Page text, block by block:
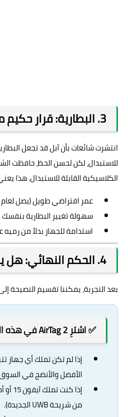
3. البطارية: قرار حكيم من آبل
انتشرت شائعات بأن آبل قد تجعل
للاستبدال، لكن لحسن الحظ، حافظت
الكلاسيكية القابلة للاستبدال. هذا
عمر افتراضي طويل (يصل
سهولة تغيير البطارية
استدامة للجهاز بدلاً من رميه
4. الحكم النهائي: هل يستحق الشراء؟
بعد التجربة، يمكننا تقسيم النصيحة
✅ اشترِ AirTag 2 في هذه الحالات:
إذا لم تكن تملك أي جهاز
الأفضل والأنضج في
إذا
من شريحة UWB الجديدة).